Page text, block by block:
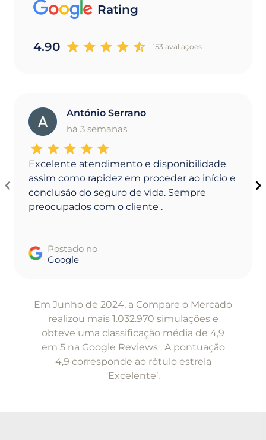
Rating
4.90 153 avaliaçoes
A
António Serrano
há 3 semanas
Excelente atendimento e disponibilidade
assim como rapidez em proceder ao início e
conclusão do seguro de vida. Sempre
preocupados com o cliente .
Postado no
Google
Em Junho de 2024, a Compare o Mercado
realizou mais 1.032.970 simulações e
obteve uma classificação média de 4,9
em 5 na Google Reviews . A pontuação
4,9 corresponde ao rótulo estrela
‘Excelente’.